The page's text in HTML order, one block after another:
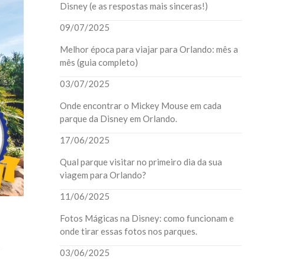
Disney (e as respostas mais sinceras!)
09/07/2025
Melhor época para viajar para Orlando: mês a
mês (guia completo)
03/07/2025
Onde encontrar o Mickey Mouse em cada
parque da Disney em Orlando.
17/06/2025
Qual parque visitar no primeiro dia da sua
viagem para Orlando?
11/06/2025
Fotos Mágicas na Disney: como funcionam e
onde tirar essas fotos nos parques.
03/06/2025